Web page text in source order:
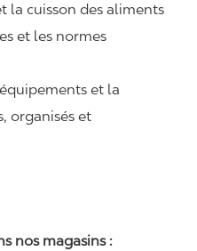
la cuisson des aliments
et les normes
et la
organisés et
nos magasins :